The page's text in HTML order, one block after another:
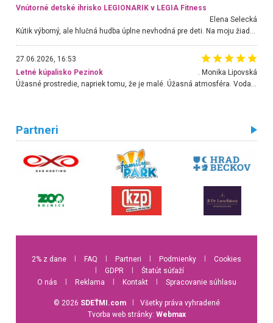
Vnútorné detské ihrisko LEGIONARIK v LEGIA Fitness
Elena Selecká
Kútik výborný, ale hlučná hudba úplne nevhodná pre deti. Na moju žiadosť o aspoň sušenie nereagovali.
27.06.2026, 16:53
Letné kúpalisko Pezinok
. Monika Lipovská
Partneri
2% z dane FAQ Partneri Podmienky
Cookies
GDPR
Štatút súťaží
O nás
Reklama Kontakt Spracovanie súhlasu
© 2026 SDEŤMI.com
Všetky práva vyhradené
Tvorba web stránky: Webmax